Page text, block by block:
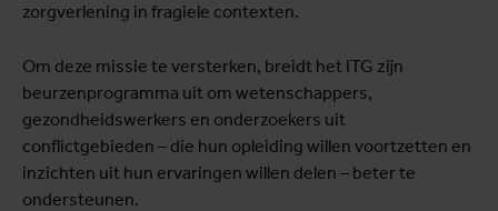
zorgverlening in fragiele contexten.
Om deze missie te versterken, breidt het ITG zijn
beurzenprogramma uit om wetenschappers,
gezondheidswerkers en onderzoekers uit
conflictgebieden – die hun opleiding willen voortzetten en
inzichten uit hun ervaringen willen delen – beter te
ondersteunen.